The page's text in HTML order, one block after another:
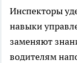
Инспекторы
навыки
заменяют
водителям